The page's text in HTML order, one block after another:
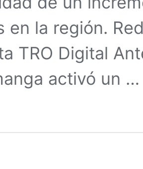
en la región.
TRO Digital
activó un